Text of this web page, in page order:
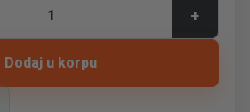
+
Dodaj u korpu